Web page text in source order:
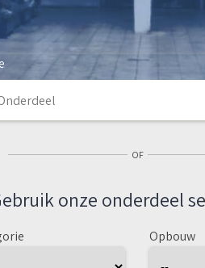
OF
onze onderdeel
Opbouw